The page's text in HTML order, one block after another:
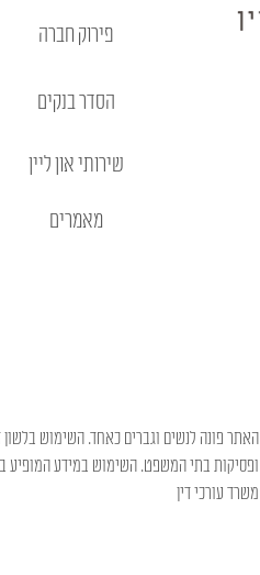
פירוק חברה
הסדר בנקים
שירותי און ליין
מאמרים
האתר פונה לנשים וגברים כאחד. השימוש
ופסיקות בתי המשפט. השימוש במידע המופיע
משרד עורכי דין